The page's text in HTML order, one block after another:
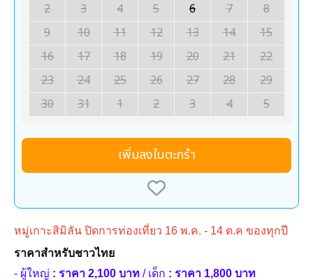
2
3 4 5 6 7
8
9
10 11 12 13 14
15
16
17 18 19 20 21
22
23
24 25 26 27 28
29
30
31 1 2 3 4 5
เพิ่มลงในตะกร้า
หมู่เกาะสิมิลัน ปิดการท่องเที่ยว 16 พ.ค. - 14 ต.ค ของทุกปี
ราคาสำหรับชาวไทย
- ผู้ใหญ่ : ราคา 2,100 บาท / เด็ก : ราคา 1,800 บาท